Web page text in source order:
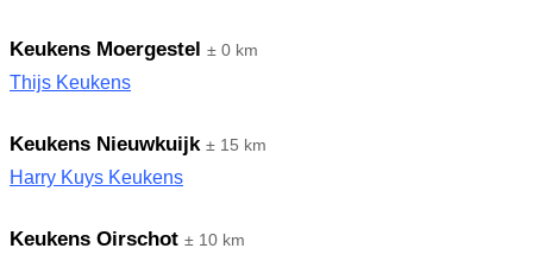
Keukens Moergestel ± 0 km
Thijs Keukens
Keukens Nieuwkuijk ± 15 km
Harry Kuys Keukens
Keukens Oirschot ± 10 km